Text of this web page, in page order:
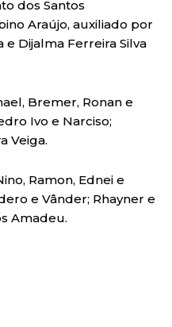
dos Santos
Araújo, auxiliado por
e Dijalma Ferreira Silva
Bremer, Ronan e
Ivo e Narciso;
Veiga.
Ramon, Ednei e
e Vânder; Rhayner e
Amadeu.